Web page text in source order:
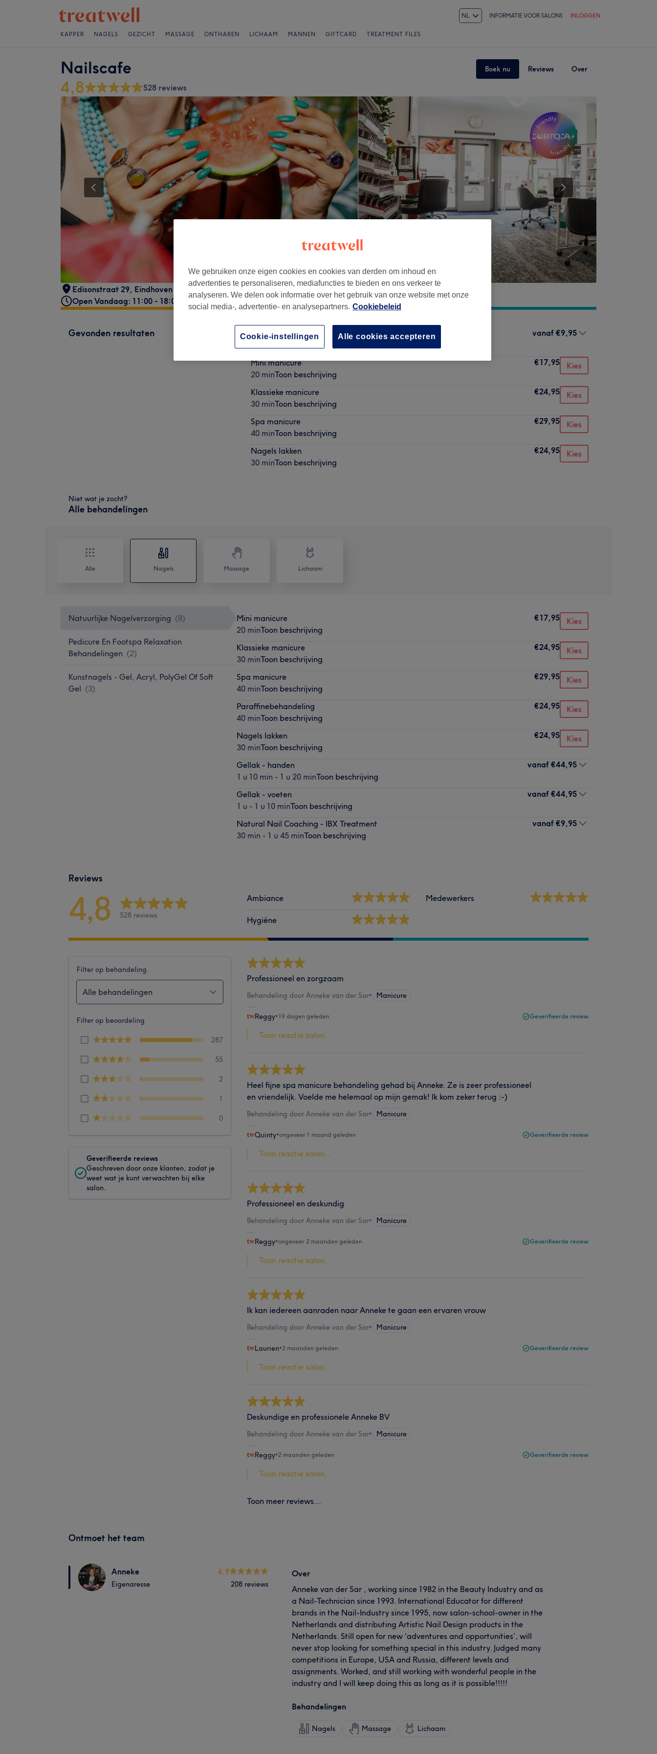
NL INFORMATIE VOOR SALONS INLOGGEN
KAPPER NAGELS GEZICHT MASSAGE ONTHAREN LICHAAM MANNEN GIFTCARD TREATMENT FILES
Nailscafe Boek nu Reviews Over
4,8 528 reviews
Edisonstraat 29, Eindhoven
Open Vandaag: 11:00 - 18:00
Gevonden resultaten
Natural Nail Coaching - IBX Treatment
vanaf €9,95
Mini manicure
20 minToon beschrijving
€17,95 Kies
Klassieke manicure
30 minToon beschrijving
€24,95 Kies
Spa manicure
40 minToon beschrijving
€29,95 Kies
Nagels lakken
30 minToon beschrijving
€24,95 Kies
Niet wat je zocht?
Alle behandelingen
Alle Nagels Massage Lichaam
Natuurlijke Nagelverzorging (8)
Pedicure En Footspa Relaxation
Behandelingen (2)
Kunstnagels - Gel, Acryl, PolyGel Of Soft
Gel (3)
Mini manicure
20 minToon beschrijving
€17,95 Kies
Klassieke manicure
30 minToon beschrijving
€24,95 Kies
Spa manicure
40 minToon beschrijving
€29,95 Kies
Paraffinebehandeling
40 minToon beschrijving
€24,95 Kies
Nagels lakken
30 minToon beschrijving
€24,95 Kies
Gellak - handen
1 u 10 min - 1 u 20 minToon beschrijving
vanaf €44,95
Gellak - voeten
1 u - 1 u 10 minToon beschrijving
vanaf €44,95
Natural Nail Coaching - IBX Treatment
30 min - 1 u 45 minToon beschrijving
vanaf €9,95
Reviews
4,8 528 reviews
Ambiance
Hygiëne
Medewerkers
Filter op behandeling
Alle behandelingen
Filter op beoordeling
287
55
2
1
0
Geverifieerde reviews
Geschreven door onze klanten, zodat je
weet wat je kunt verwachten bij elke
salon.
Professioneel en zorgzaam
Behandeling door Anneke van der Sar• Manicure
Reggy•19 dagen geleden Geverifieerde review
Toon reactie salon...
Heel fijne spa manicure behandeling gehad bij Anneke. Ze is zeer professioneel
en vriendelijk. Voelde me helemaal op mijn gemak! Ik kom zeker terug :-)
Behandeling door Anneke van der Sar• Manicure
Quinty•ongeveer 1 maand geleden Geverifieerde review
Toon reactie salon...
Professioneel en deskundig
Behandeling door Anneke van der Sar• Manicure
Reggy•ongeveer 2 maanden geleden Geverifieerde review
Toon reactie salon...
Ik kan iedereen aanraden naar Anneke te gaan een ervaren vrouw
Behandeling door Anneke van der Sar• Manicure
Laurien•2 maanden geleden Geverifieerde review
Toon reactie salon...
Deskundige en professionele Anneke BV
Behandeling door Anneke van der Sar• Manicure
Reggy•2 maanden geleden Geverifieerde review
Toon reactie salon...
Toon meer reviews...
Ontmoet het team
Anneke
Eigenaresse
4.9
208 reviews
Over
Anneke van der Sar , working since 1982 in the Beauty Industry and as
a Nail-Technician since 1993. International Educator for different
brands in the Nail-Industry since 1995, now salon-school-owner in the
Netherlands and distributing Artistic Nail Design products in the
Netherlands. Still open for new ‘adventures and opportunities’, will
never stop looking for something special in this industry. Judged many
competitions in Europe, USA and Russia, different levels and
assignments. Worked, and still working with wonderful people in the
industry and I will keep doing this as long as it is possible!!!!!
Behandelingen
Nagels Massage Lichaam
We gebruiken onze eigen cookies en cookies van derden om inhoud en
advertenties te personaliseren, mediafuncties te bieden en ons verkeer te
analyseren. We delen ook informatie over het gebruik van onze website met onze
social media-, advertentie- en analysepartners. Cookiebeleid
Alle cookies accepteren
Cookie-instellingen